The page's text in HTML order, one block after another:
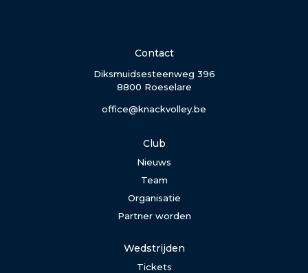
Contact
Diksmuidsesteenweg 396
8800 Roeselare
office@knackvolley.be
Club
Nieuws
Team
Organisatie
Partner worden
Wedstrijden
Tickets